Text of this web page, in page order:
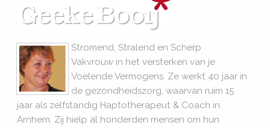
Stromend, Stralend en Scherp
Vakvrouw in het versterken van je
Voelende Vermogens. Ze werkt 40 jaar in
de gezondheidszorg, waarvan ruim 15
jaar als zelfstandig Haptotherapeut & Coach in
Arnhem. Zij hielp al honderden mensen om hun